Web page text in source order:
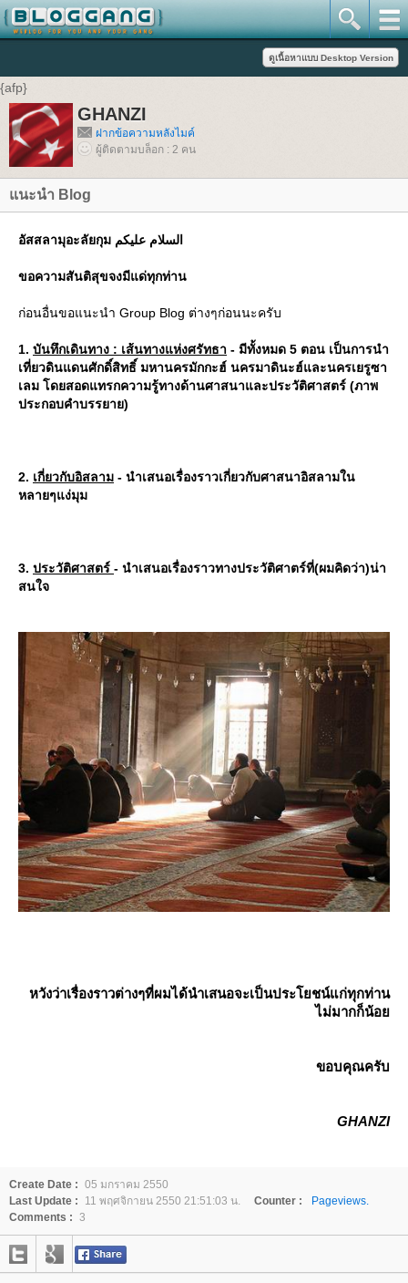
{afp}
GHANZI
ฝากข้อความหลังไมค์
ผู้ติดตามบล็อก : 2 คน
แนะนำ Blog
อัสสลามุอะลัยกุม السلام عليكم
ขอความสันติสุขจงมีแด่ทุกท่าน
ก่อนอื่นขอแนะนำ Group Blog ต่างๆก่อนนะครับ
1. บันทึกเดินทาง : เส้นทางแห่งศรัทธา - มีทั้งหมด 5 ตอน เป็นการนำ
เที่ยวดินแดนศักดิ์สิทธิ์ มหานครมักกะฮ์ นครมาดินะฮ์และนครเยรูซา
เลม โดยสอดแทรกความรู้ทางด้านศาสนาและประวัติศาสตร์ (ภาพ
ประกอบคำบรรยาย)
2. เกี่ยวกับอิสลาม - นำเสนอเรื่องราวเกี่ยวกับศาสนาอิสลามใน
หลายๆแง่มุม
3. ประวัติศาสตร์ - นำเสนอเรื่องราวทางประวัติศาตร์ที่(ผมคิดว่า)น่า
สนใจ
หวังว่าเรื่องราวต่างๆที่ผมได้นำเสนอจะเป็นประโยชน์แก่ทุกท่าน
ไม่มากก็น้อย
ขอบคุณครับ
GHANZI
Create Date : 05 มกราคม 2550
Last Update :
11 พฤศจิกายน 2550 21:51:03 น. Counter :
Pageviews.
Comments : 3